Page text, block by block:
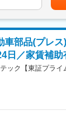
適材適所で「人」
叶え、その潜在能
し、お客様の発展
社の定める業務
～キャリアUP支援
本人の強みを更
ただきます。ベテ
。
加味してキャリア
り多くの給料UPも
力：
下する可能性があ
。
部品(プレ
日／家賃補助
ック【東証プラ